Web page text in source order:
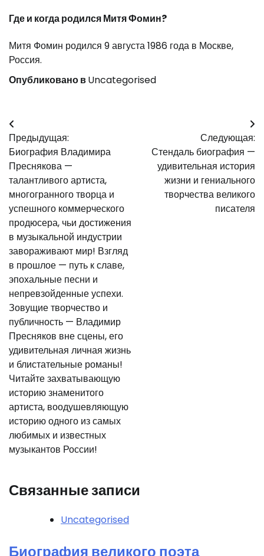
Где и когда родился Митя Фомин?
Митя Фомин родился 9 августа 1986 года в Москве,
Россия.
Опубликовано вUncategorised
Навигация
по
записям
Предыдущая:
Биография Владимира
Преснякова —
талантливого артиста,
многогранного творца и
успешного коммерческого
продюсера, чьи достижения
в музыкальной индустрии
завораживают мир! Взгляд
в прошлое — путь к славе,
эпохальные песни и
непревзойденные успехи.
Зовущие творчество и
публичность — Владимир
Пресняков вне сцены, его
удивительная личная жизнь
и блистательные романы!
Читайте захватывающую
историю знаменитого
артиста, воодушевляющую
историю одного из самых
любимых и известных
музыкантов России!
Следующая:
Стендаль биография —
удивительная история
жизни и гениального
творчества великого
писателя
Связанные записи
Uncategorised
Биография великого поэта